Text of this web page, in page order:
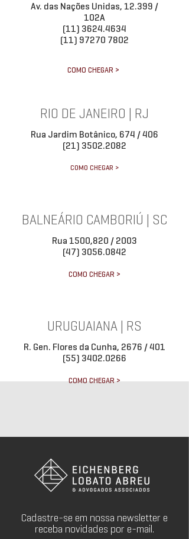
Av. das Nações Unidas, 12.399 /
102A
(11) 3624.4634
(11) 97270 7802
COMO CHEGAR >
RIO DE JANEIRO | RJ
Rua Jardim Botânico, 674 / 406
(21) 3502.2082
COMO CHEGAR >
BALNEÁRIO CAMBORIÚ | SC
Rua 1500,820 / 2003
(47) 3056.0842
COMO CHEGAR >
URUGUAIANA | RS
R. Gen. Flores da Cunha, 2676 / 401
(55) 3402.0266
COMO CHEGAR >
Cadastre-se em nossa newsletter e
receba novidades por e-mail.